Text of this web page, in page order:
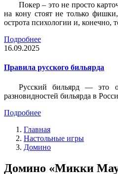
Покер – это не просто
на кону стоят не только
острота психологии и, конечно,
Подробнее
16.09.2025
Правила русского бильярда
Русский бильярд — это
разновидностей бильярда в
Подробнее
Главная
Настольные игры
Домино
Домино «Микки